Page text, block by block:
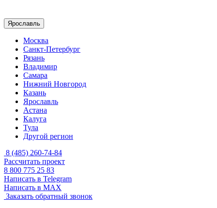
Ярославль
Москва
Санкт-Петербург
Рязань
Владимир
Самара
Нижний Новгород
Казань
Ярославль
Астана
Калуга
Тула
Другой регион
8 (485) 260-74-84
Рассчитать проект
8 800 775 25 83
Написать в Telegram
Написать в MAX
Заказать обратный звонок